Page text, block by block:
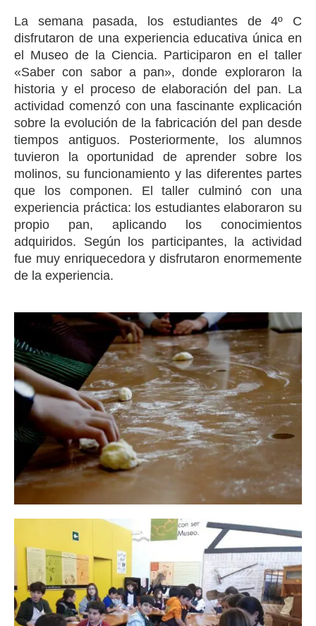
La semana pasada, los estudiantes de 4º C
disfrutaron de una experiencia educativa única en
el Museo de la Ciencia. Participaron en el taller
«Saber con sabor a pan», donde exploraron la
historia y el proceso de elaboración del pan. La
actividad comenzó con una fascinante explicación
sobre la evolución de la fabricación del pan desde
tiempos antiguos. Posteriormente, los alumnos
tuvieron la oportunidad de aprender sobre los
molinos, su funcionamiento y las diferentes partes
que los componen. El taller culminó con una
experiencia práctica: los estudiantes elaboraron su
propio pan, aplicando los conocimientos
adquiridos. Según los participantes, la actividad
fue muy enriquecedora y disfrutaron enormemente
de la experiencia.